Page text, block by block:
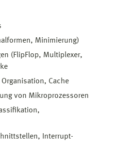
Minimierung)
(FlipFlop, Multiplexer,
Cache
von Mikroprozessoren
Interrupt-